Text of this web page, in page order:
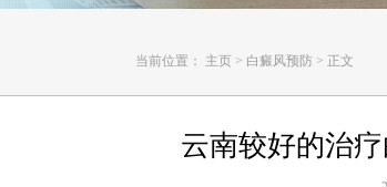
当前位置： 主页 > 白癜风预防 > 正文
云南较好的治